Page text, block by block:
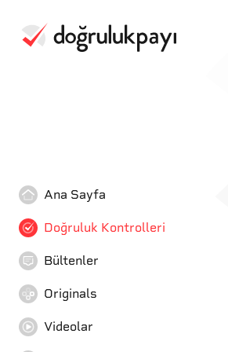
Ana Sayfa
Doğruluk Kontrolleri
Bültenler
Originals
Videolar